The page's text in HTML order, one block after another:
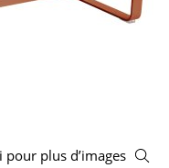
pour plus d’images